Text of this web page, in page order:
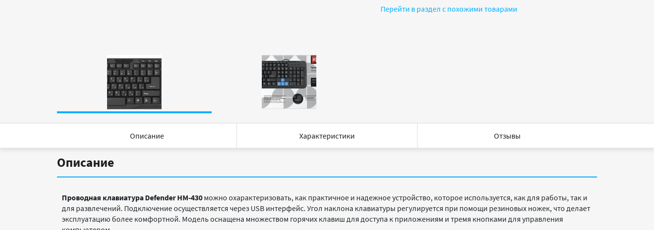
Перейти в раздел с похожими товарами
Описание Характеристики Отзывы
Описание
Проводная клавиатура Defender HM-430 можно охарактеризовать, как практичное и надежное устройство, которое используется, как для работы, так и
для развлечений. Подключение осуществляется через USB интерфейс. Угол наклона клавиатуры регулируется при помощи резиновых ножек, что делает
эксплуатацию более комфортной. Модель оснащена множеством горячих клавиш для доступа к приложениям и тремя кнопками для управления